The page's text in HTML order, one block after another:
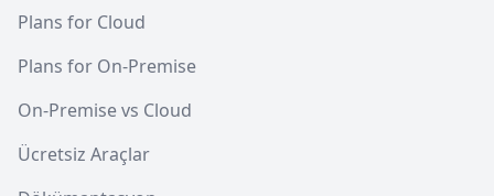
Plans for Cloud
Plans for On-Premise
On-Premise vs Cloud
Ücretsiz Araçlar